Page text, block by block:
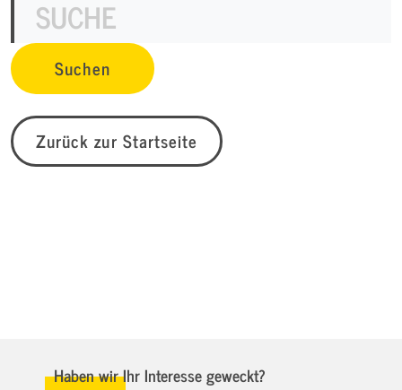
Zurück zur Startseite
Haben wir Ihr Interesse geweckt?